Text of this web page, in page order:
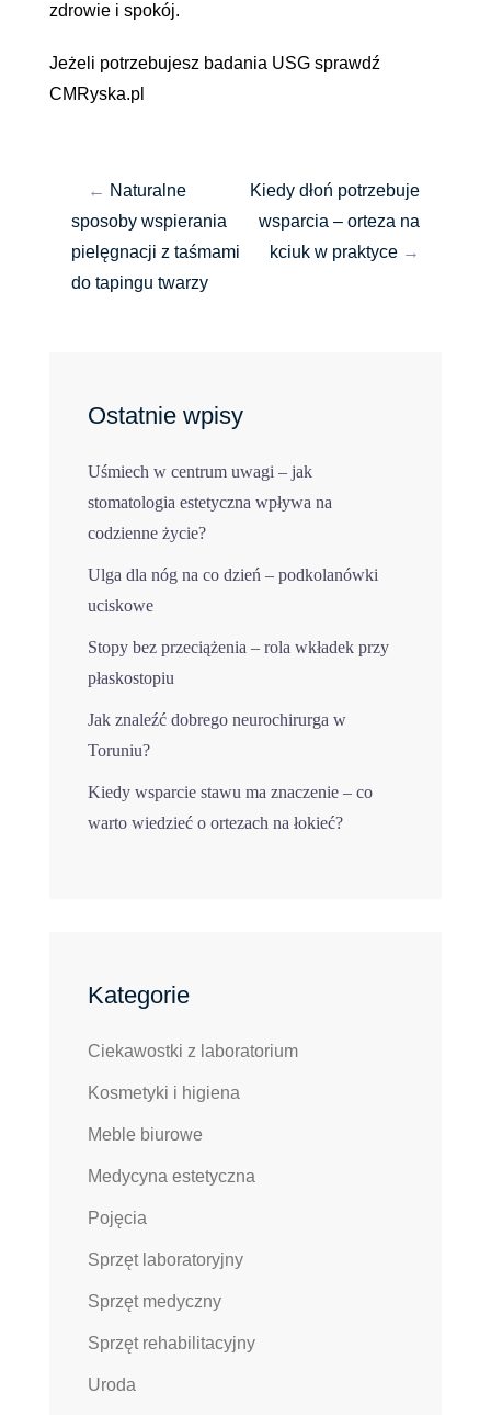
zdrowie i spokój.
Jeżeli potrzebujesz badania USG sprawdź
CMRyska.pl
← Naturalne
sposoby wspierania
pielęgnacji z taśmami
do tapingu twarzy
Kiedy dłoń potrzebuje
wsparcia – orteza na
kciuk w praktyce →
Ostatnie wpisy
Uśmiech w centrum uwagi – jak
stomatologia estetyczna wpływa na
codzienne życie?
Ulga dla nóg na co dzień – podkolanówki
uciskowe
Stopy bez przeciążenia – rola wkładek przy
płaskostopiu
Jak znaleźć dobrego neurochirurga w
Toruniu?
Kiedy wsparcie stawu ma znaczenie – co
warto wiedzieć o ortezach na łokieć?
Kategorie
Ciekawostki z laboratorium
Kosmetyki i higiena
Meble biurowe
Medycyna estetyczna
Pojęcia
Sprzęt laboratoryjny
Sprzęt medyczny
Sprzęt rehabilitacyjny
Uroda